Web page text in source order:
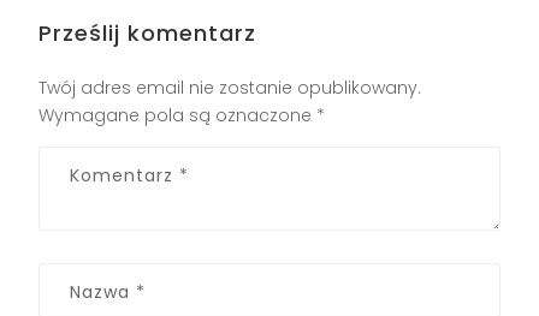
Prześlij komentarz
Twój adres email nie zostanie opublikowany.
Wymagane pola są oznaczone *